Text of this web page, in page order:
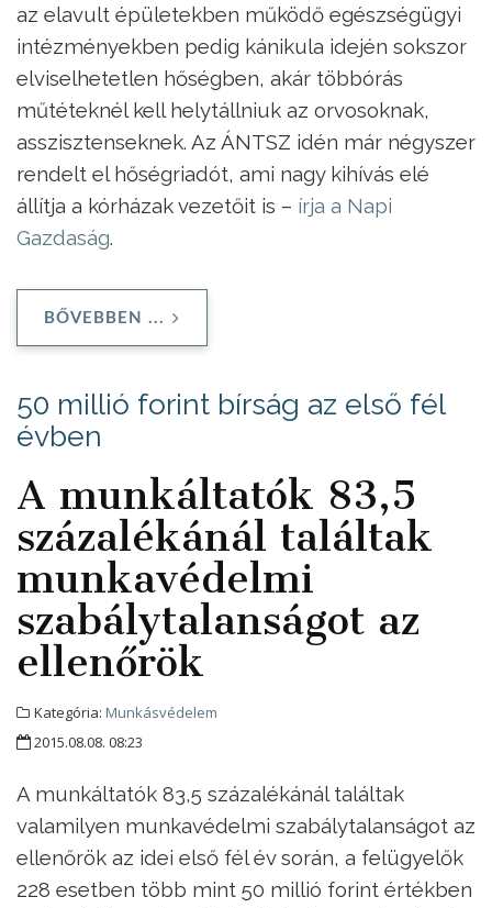
az elavult épületekben működő egészségügyi
intézményekben pedig kánikula idején sokszor
elviselhetetlen hőségben, akár többórás
műtéteknél kell helytállniuk az orvosoknak,
asszisztenseknek. Az ÁNTSZ idén már négyszer
rendelt el hőségriadót, ami nagy kihívás elé
állítja a kórházak vezetőit is – írja a Napi
Gazdaság.
BŐVEBBEN ...
50 millió forint bírság az első fél
évben
A munkáltatók 83,5
százalékánál találtak
munkavédelmi
szabálytalanságot az
ellenőrök
Kategória: Munkásvédelem
2015.08.08. 08:23
A munkáltatók 83,5 százalékánál találtak
valamilyen munkavédelmi szabálytalanságot az
ellenőrök az idei első fél év során, a felügyelők
228 esetben több mint 50 millió forint értékben